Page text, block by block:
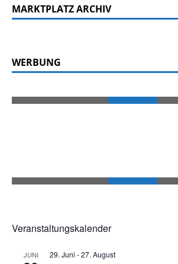
MARKTPLATZ ARCHIV
WERBUNG
Veranstaltungskalender
JUNI 29. Juni -27. August